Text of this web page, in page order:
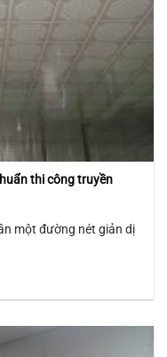
thi công truyền
một đường nét giản dị